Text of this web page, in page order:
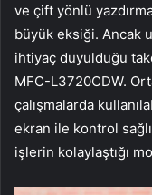
ve çift yönlü
büyük eksiği. Ancak
ihtiyaç duyulduğu
MFC-L3720CDW.
çalışmalarda
ekran ile kontrol
işlerin kolaylaştığı